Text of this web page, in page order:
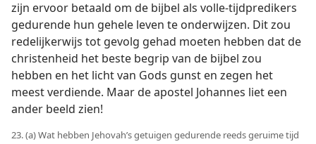
zijn ervoor betaald om de bijbel als volle-tijdpredikers
gedurende hun gehele leven te onderwijzen. Dit zou
redelijkerwijs tot gevolg gehad moeten hebben dat de
christenheid het beste begrip van de bijbel zou
hebben en het licht van Gods gunst en zegen het
meest verdiende. Maar de apostel Johannes liet een
ander beeld zien!
23. (a) Wat hebben Jehovah’s getuigen gedurende reeds geruime tijd